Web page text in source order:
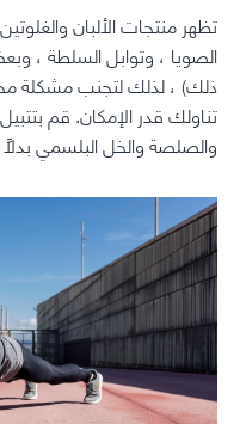
تظهر منتجات الألبان
الصويا ، وتوابل السلطة ،
ذلك) ، لذلك لتجنب مشكلة
تناولك قدر الإمكان. قم
والصلصة والخل البلسمي